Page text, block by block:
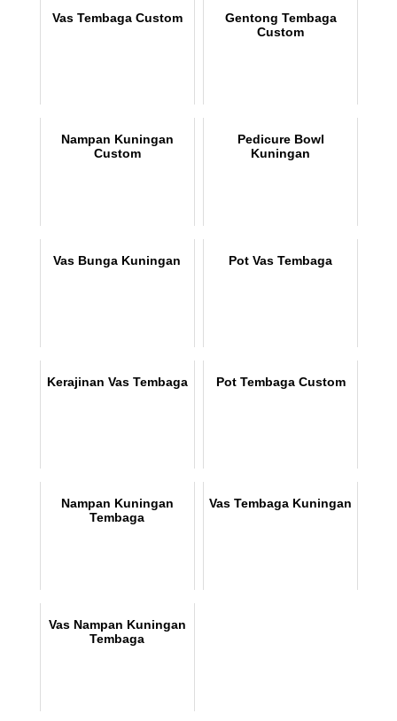
Vas Tembaga Custom
Gentong Tembaga
Custom
Nampan Kuningan
Custom
Pedicure Bowl
Kuningan
Vas Bunga Kuningan Pot Vas Tembaga
Kerajinan Vas Tembaga Pot Tembaga Custom
Nampan Kuningan
Tembaga
Vas Tembaga Kuningan
Vas Nampan Kuningan
Tembaga